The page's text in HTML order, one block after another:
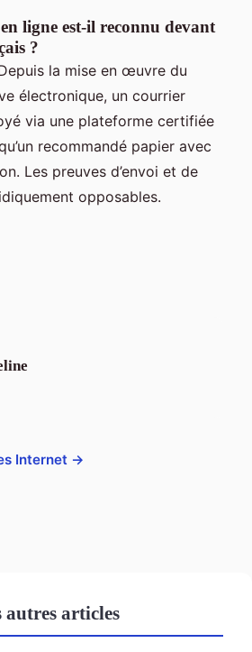
ligne est-il reconnu devant
?
la mise en œuvre du
électronique, un courrier
via une plateforme certifiée
recommandé papier avec
Les preuves d’envoi et de
opposables.
Internet →
articles